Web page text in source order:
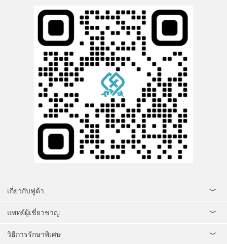
เกี่ยวกับฟูด้า
แพทย์ผู้เชี่ยวชาญ
วิธีการรักษาพิเศษ